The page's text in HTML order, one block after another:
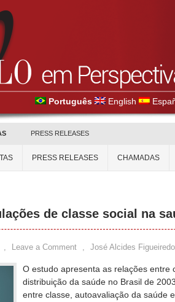
Português English
PRESS RELEASES
PRESS RELEASES CHAMADAS
de classe social na
, Leave a Comment , José Alcides
O estudo apresenta as relações entre
distribuição da saúde no Brasil de
entre classe, autoavaliação da saúde